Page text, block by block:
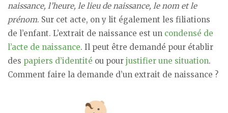
naissance, l’heure, le lieu de naissance, le nom et le
prénom. Sur cet acte, on y lit également les filiations
de l’enfant. L’extrait de naissance est un condensé de
l’acte de naissance. Il peut être demandé pour établir
des papiers d’identité ou pour justifier une situation.
Comment faire la demande d’un extrait de naissance ?